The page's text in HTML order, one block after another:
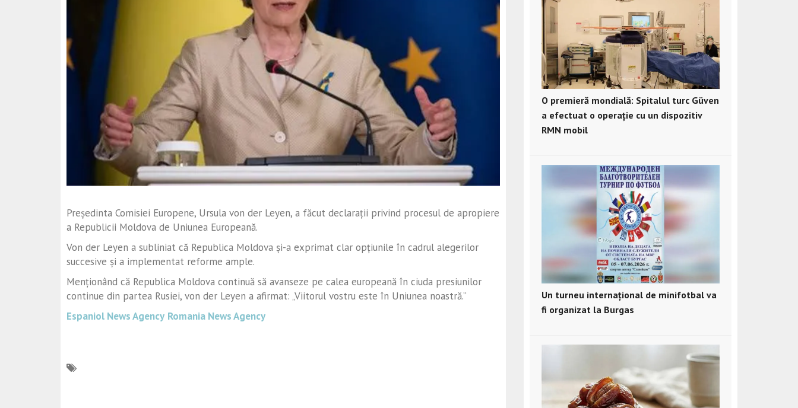
Președinta Comisiei Europene, Ursula von der Leyen, a făcut declarații privind procesul de apropiere
a Republicii Moldova de Uniunea Europeană.
Von der Leyen a subliniat că Republica Moldova și-a exprimat clar opțiunile în cadrul alegerilor
succesive și a implementat reforme ample.
Menționând că Republica Moldova continuă să avanseze pe calea europeană în ciuda presiunilor
continue din partea Rusiei, von der Leyen a afirmat: „Viitorul vostru este în Uniunea noastră.”
Espaniol News Agency Romania News Agency
O premieră mondială: Spitalul turc Güven
a efectuat o operație cu un dispozitiv
RMN mobil
Un turneu internațional de minifotbal va
fi organizat la Burgas